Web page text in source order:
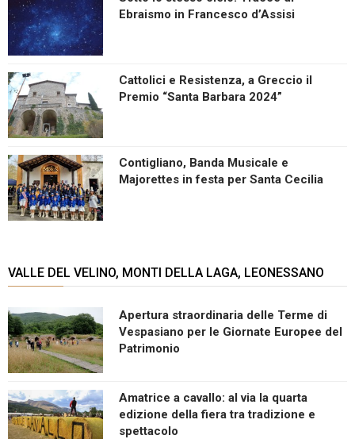
Ebraismo in Francesco d’Assisi
Cattolici e Resistenza, a Greccio il
Premio “Santa Barbara 2024”
Contigliano, Banda Musicale e
Majorettes in festa per Santa Cecilia
VALLE DEL VELINO, MONTI DELLA LAGA, LEONESSANO
Apertura straordinaria delle Terme di
Vespasiano per le Giornate Europee del
Patrimonio
Amatrice a cavallo: al via la quarta
edizione della fiera tra tradizione e
spettacolo